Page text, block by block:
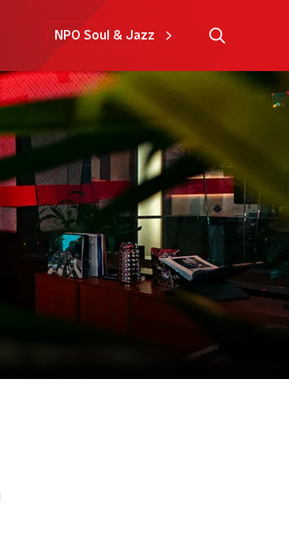
NPO Soul & Jazz